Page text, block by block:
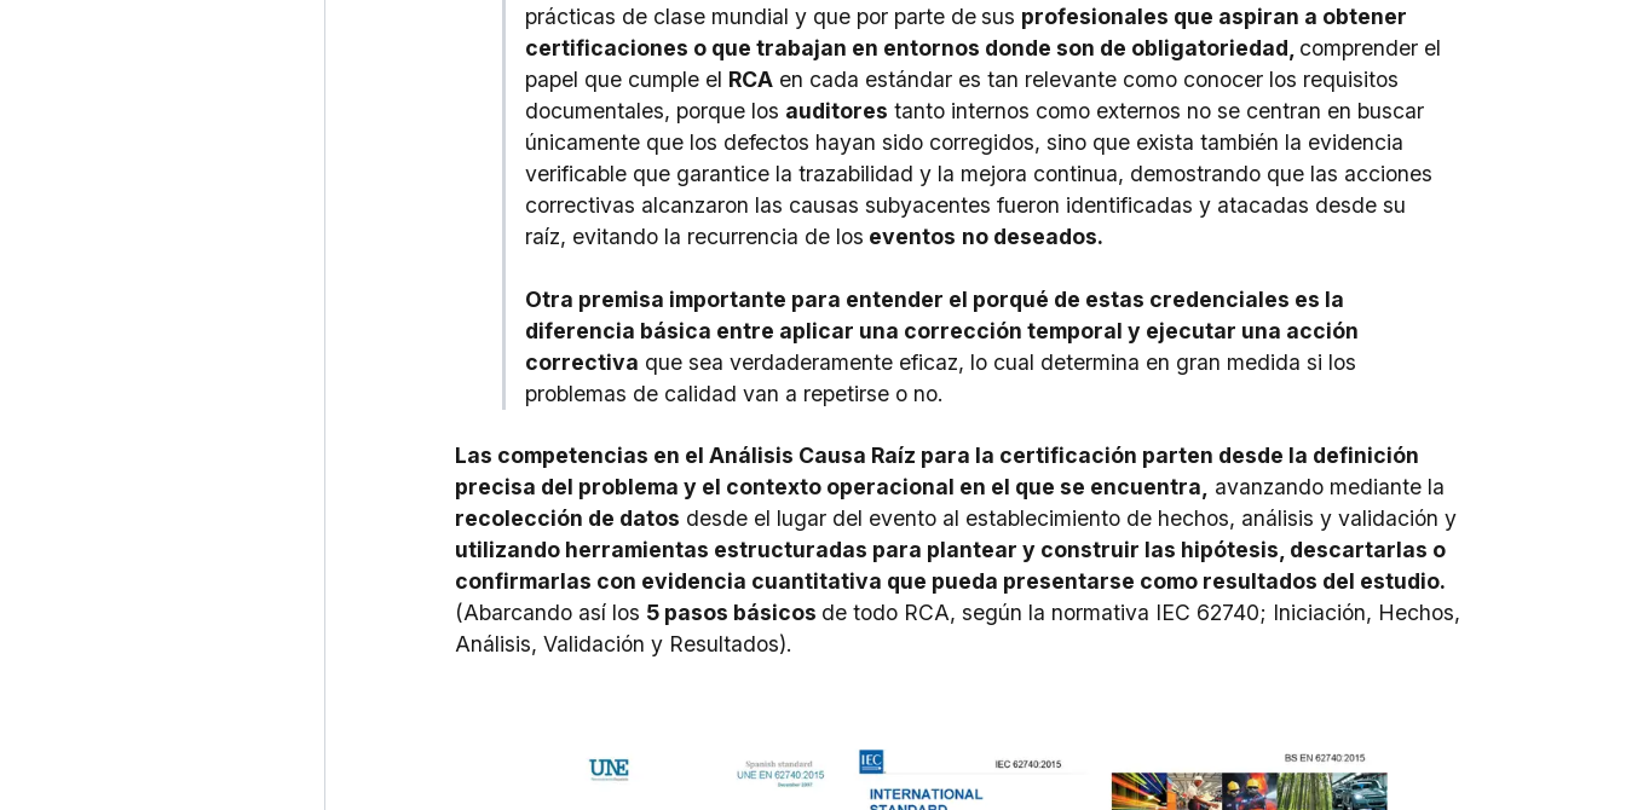
prácticas de clase mundial y que por parte de sus profesionales que aspiran a obtener
certificaciones o que trabajan en entornos donde son de obligatoriedad, comprender el
papel que cumple el RCAen cada estándar es tan relevante como conocer los requisitos
documentales, porque los auditores tanto internos como externos no se centran en buscar
únicamente que los defectos hayan sido corregidos, sino que exista también la evidencia
verificable que garantice la trazabilidad y la mejora continua, demostrando que las acciones
correctivas alcanzaron las causas subyacentes fueron identificadas y atacadas desde su
raíz, evitando la recurrencia de los eventos no deseados.
Otra premisa importante para entender el porqué de estas credenciales es la
diferencia básica entre aplicar una corrección temporal y ejecutar una acción
correctiva que sea verdaderamente eficaz, lo cual determina en gran medida si los
problemas de calidad van a repetirse o no.
Las competencias en el Análisis Causa Raíz para la certificación parten desde la definición
precisa del problema y el contexto operacional en el que se encuentra, avanzando mediante la
recolección de datos desde el lugar del evento al establecimiento de hechos, análisis y validación y
utilizando herramientas estructuradas para plantear y construir las hipótesis, descartarlas o
confirmarlas con evidencia cuantitativa que pueda presentarse como resultados del estudio.
(Abarcando así los 5 pasos básicos de todo RCA, según la normativa IEC 62740; Iniciación, Hechos,
Análisis, Validación y Resultados).